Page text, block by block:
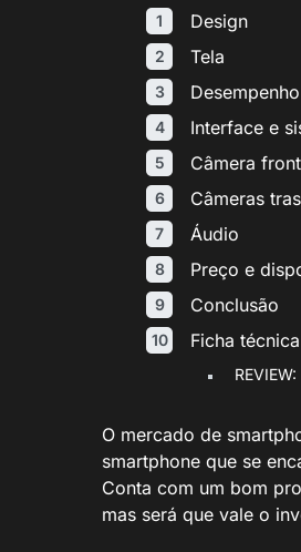
Design
Tela
Desempenho
Interface e
Câmera
Câmeras
Áudio
Preço e
Conclusão
Ficha
O mercado de
smartphone que se
Conta com um bom
mas será que vale o